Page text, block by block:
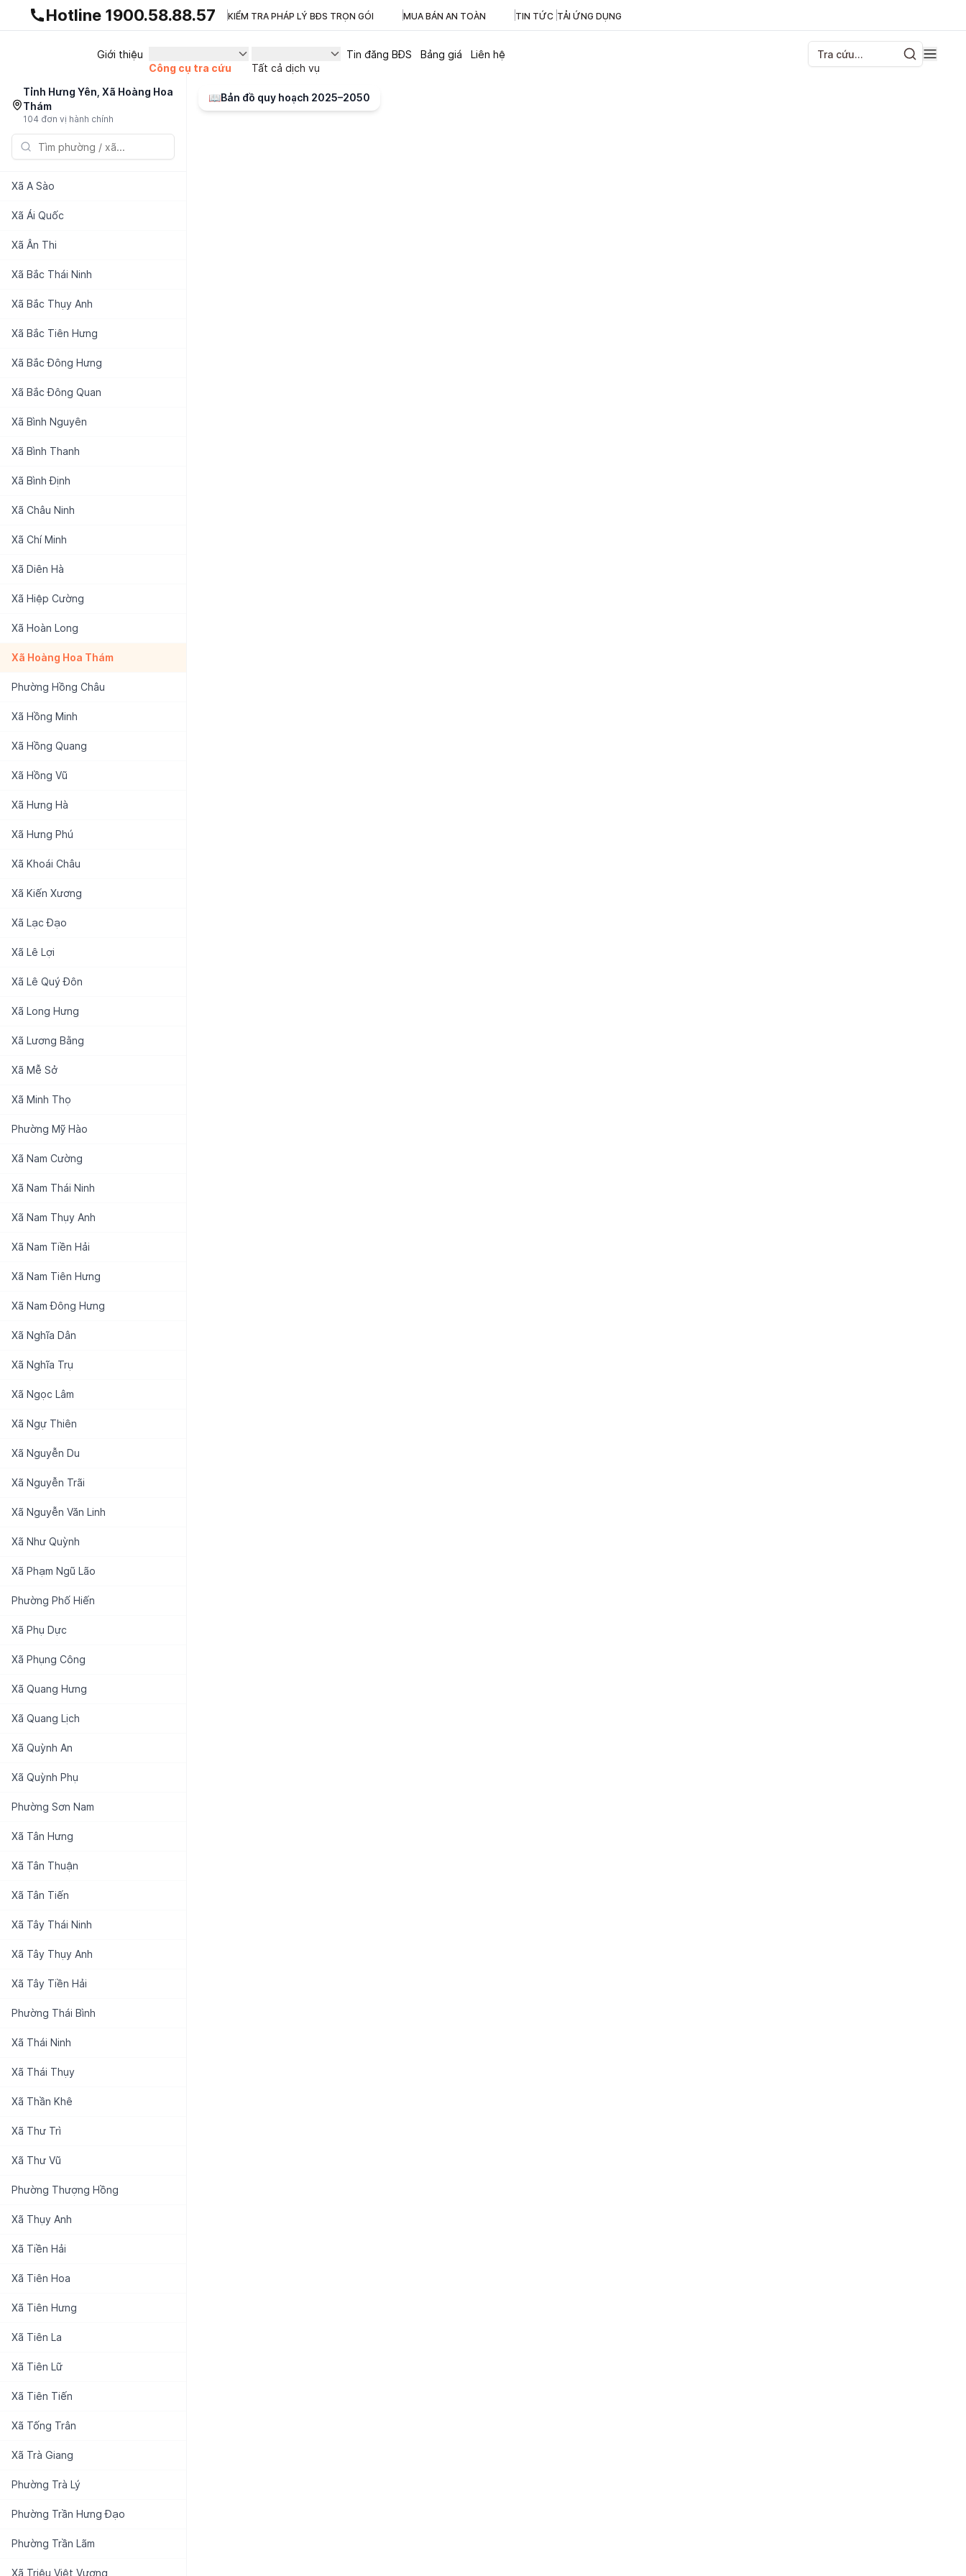
Gnhà production - v1.0.0
Hotline 1900.58.88.57 KIỂM TRA PHÁP LÝ BĐS TRỌN GÓI MUA BÁN AN TOÀN TIN TỨC TẢI ỨNG DỤNG
Giới thiệu
Công cụ tra cứu
Tất cả dịch vụ
Tin đăng BĐS Bảng giá Liên hệ
Tỉnh Hưng Yên, Xã Hoàng Hoa
Thám
104 đơn vị hành chính
Xã A Sào
Xã Ái Quốc
Xã Ân Thi
Xã Bắc Thái Ninh
Xã Bắc Thụy Anh
Xã Bắc Tiên Hưng
Xã Bắc Đông Hưng
Xã Bắc Đông Quan
Xã Bình Nguyên
Xã Bình Thanh
Xã Bình Định
Xã Châu Ninh
Xã Chí Minh
Xã Diên Hà
Xã Hiệp Cường
Xã Hoàn Long
Xã Hoàng Hoa Thám
Phường Hồng Châu
Xã Hồng Minh
Xã Hồng Quang
Xã Hồng Vũ
Xã Hưng Hà
Xã Hưng Phú
Xã Khoái Châu
Xã Kiến Xương
Xã Lạc Đạo
Xã Lê Lợi
Xã Lê Quý Đôn
Xã Long Hưng
Xã Lương Bằng
Xã Mễ Sở
Xã Minh Thọ
Phường Mỹ Hào
Xã Nam Cường
Xã Nam Thái Ninh
Xã Nam Thụy Anh
Xã Nam Tiền Hải
Xã Nam Tiên Hưng
Xã Nam Đông Hưng
Xã Nghĩa Dân
Xã Nghĩa Trụ
Xã Ngọc Lâm
Xã Ngự Thiên
Xã Nguyễn Du
Xã Nguyễn Trãi
Xã Nguyễn Văn Linh
Xã Như Quỳnh
Xã Phạm Ngũ Lão
Phường Phố Hiến
Xã Phụ Dực
Xã Phụng Công
Xã Quang Hưng
Xã Quang Lịch
Xã Quỳnh An
Xã Quỳnh Phụ
Phường Sơn Nam
Xã Tân Hưng
Xã Tân Thuận
Xã Tân Tiến
Xã Tây Thái Ninh
Xã Tây Thụy Anh
Xã Tây Tiền Hải
Phường Thái Bình
Xã Thái Ninh
Xã Thái Thụy
Xã Thần Khê
Xã Thư Trì
Xã Thư Vũ
Phường Thượng Hồng
Xã Thụy Anh
Xã Tiền Hải
Xã Tiên Hoa
Xã Tiên Hưng
Xã Tiên La
Xã Tiên Lữ
Xã Tiên Tiến
Xã Tống Trân
Xã Trà Giang
Phường Trà Lý
Phường Trần Hưng Đạo
Phường Trần Lãm
Xã Triệu Việt Vương
📖Bản đồ quy hoạch 2025–2050